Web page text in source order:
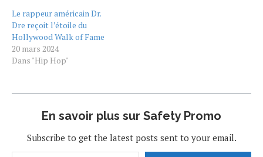
étoile. Paul Walker, mort en
2013, va recevoir l'année
prochaine son étoile sur le
Walk of Fame à Hollywood,
rapporte Variety.
Le rappeur américain Dr.
Dre reçoit l’étoile du
Hollywood Walk of Fame
20 mars 2024
Dans "Hip Hop"
En savoir plus sur Safety Promo
Subscribe to get the latest posts sent to your email.